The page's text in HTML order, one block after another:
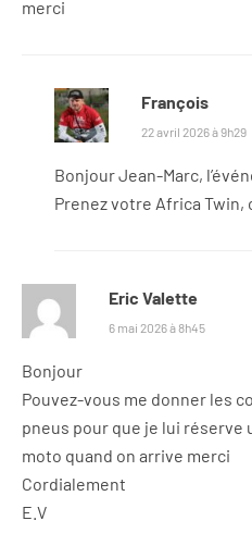
merci
François
22 avril 2026 à 9h29
Bonjour Jean-Marc,
Prenez votre Africa Twin,
Eric Valette
6 mai 2026 à 8h45
Bonjour
Pouvez-vous me donner les
pneus pour que je lui réserve
moto quand on arrive merci
Cordialement
E.V